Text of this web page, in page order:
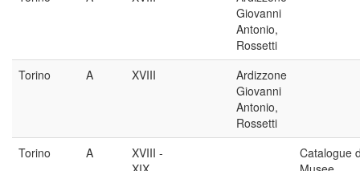
Giovanni
Antonio,
Rossetti
Torino
A XVIII
Ardizzone
Giovanni
Antonio,
Rossetti
Torino
A
XVIII -
Catalogue